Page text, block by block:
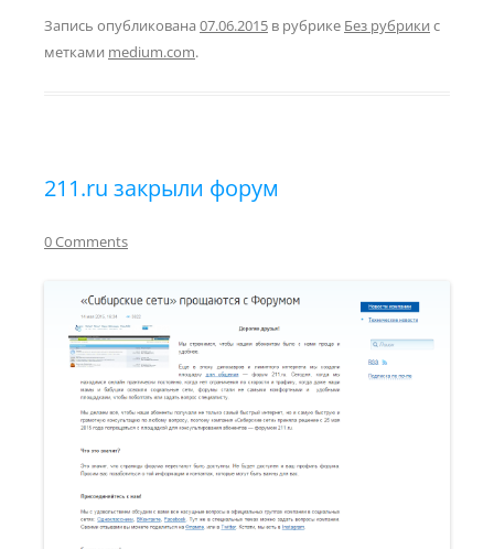
Запись опубликована 07.06.2015 в рубрике Без рубрики с
метками medium.com.
211.ru закрыли форум
0 Comments